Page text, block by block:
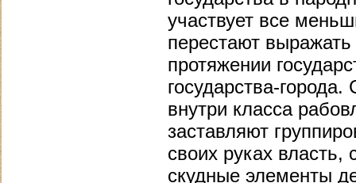
участвует все
перестают
протяжении
государства-
внутри класса
заставляют
своих руках власть,
скудные элементы